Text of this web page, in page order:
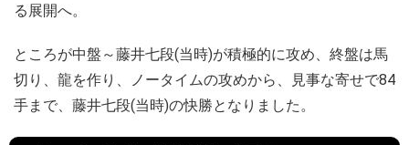
る展開へ。
ところが中盤～藤井七段(当時)が積極的に攻め、終盤は馬
切り、龍を作り、ノータイムの攻めから、見事な寄せで84
手まで、藤井七段(当時)の快勝となりました。